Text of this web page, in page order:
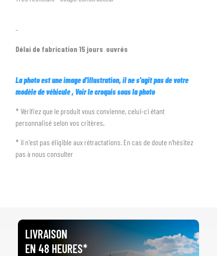
-
Délai de fabrication 15 jours ouvrés
La photo est une image d'illustration, il ne s'agit pas de votre
modèle de véhicule, Voir le croquis sous la photo
* Vérifiez que le produit vous convienne, celui-ci étant
personnalisé selon vos critères,
* il n'est pas éligible aux rétractations. En cas de doute n'hésitez
pas à nous consulter
LIVRAISON
EN 48 HEURES*